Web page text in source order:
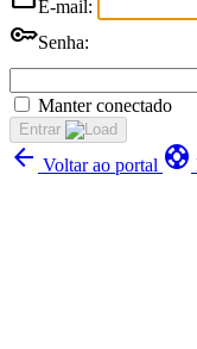
E-mail:
keySenha:
Manter conectado
Entrar
arrow_back Voltar ao portal support